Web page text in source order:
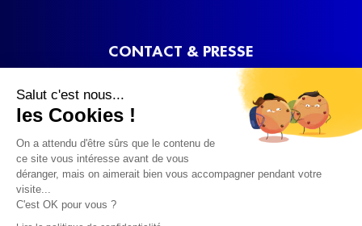
Salut c'est nous...
les Cookies !
On a attendu d'être sûrs que le contenu de
ce site vous intéresse avant de vous
déranger, mais on aimerait bien vous accompagner pendant votre
visite...
C'est OK pour vous ?
CONTACT & PRESSE